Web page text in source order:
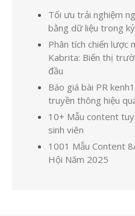
Tối ưu trải nghiệm
bằng dữ liệu trong
Phân tích chiến lược
Kabrita: Biến thị
đầu
Báo giá bài PR
truyền thông hiệu
10+ Mẫu content
sinh viên
1001 Mẫu Content
Hội Năm 2025